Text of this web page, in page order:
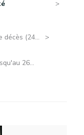
décès (24...
26...